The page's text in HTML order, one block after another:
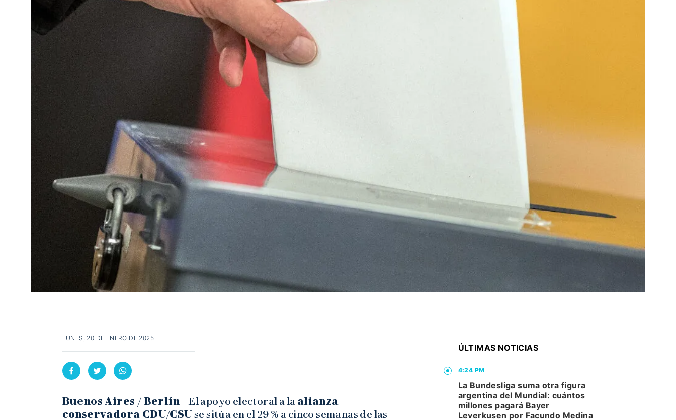
LUNES, 20 DE ENERO DE 2025
Buenos Aires / Berlín– El apoyo electoral a la alianza
conservadora CDU/CSUse sitúa en el 29 % a cinco semanas de las
ÚLTIMAS NOTICIAS
4:24 PM
La Bundesliga suma otra figura
argentina del Mundial: cuántos
millones pagará Bayer
Leverkusen por Facundo Medina